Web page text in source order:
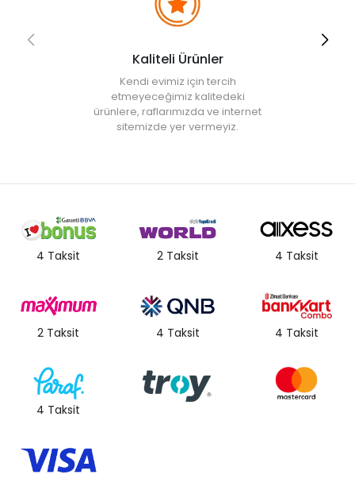
Kaliteli Ürünler
Kendi evimiz için tercih
etmeyeceğimiz kalitedeki
ürünlere, raflarımızda ve internet
sitemizde yer vermeyiz.
4 Taksit 2 Taksit 4 Taksit
2 Taksit 4 Taksit 4 Taksit
4 Taksit